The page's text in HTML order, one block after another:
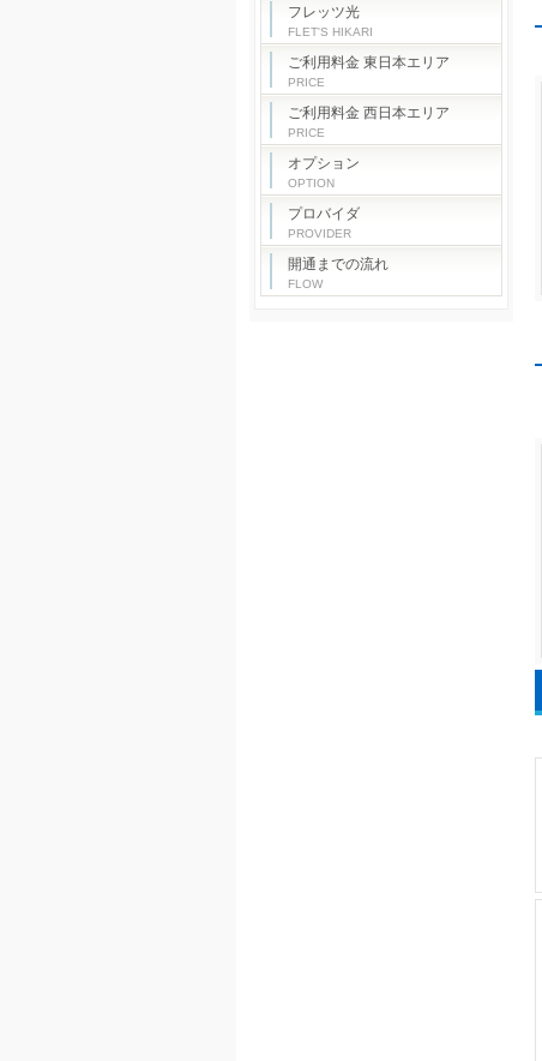
フレッツ光
FLET'S HIKARI
ご利用料金 東日本エリア
PRICE
ご利用料金 西日本エリア
PRICE
オプション
OPTION
プロバイダ
PROVIDER
開通までの流れ
FLOW